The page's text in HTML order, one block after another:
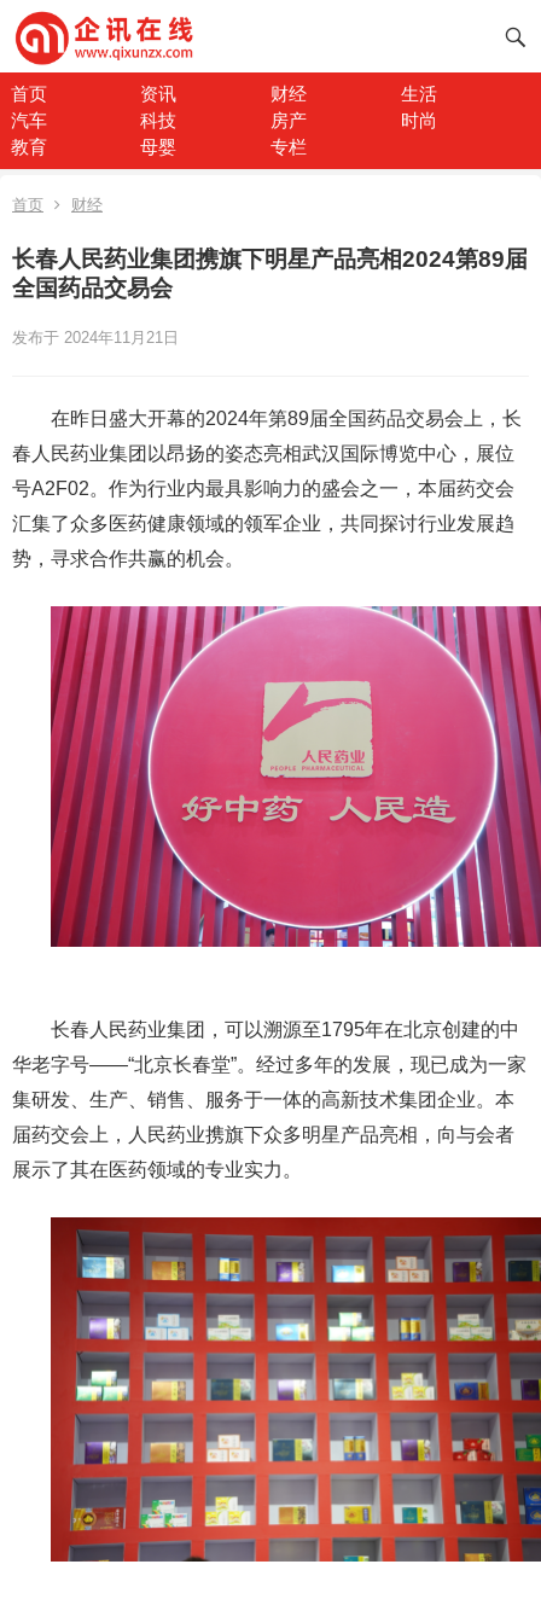
首页 资讯 财经
生活
汽车
科技 房产
时尚
教育
母婴 专栏
首页 财经
长春人民药业集团携旗下明星产品亮相2024第89届
全国药品交易会
发布于 2024年11月21日
在昨日盛大开幕的2024年第89届全国药品交易会上，长
春人民药业集团以昂扬的姿态亮相武汉国际博览中心，展位
号A2F02。作为行业内最具影响力的盛会之一，本届药交会
汇集了众多医药健康领域的领军企业，共同探讨行业发展趋
势，寻求合作共赢的机会。
长春人民药业集团，可以溯源至1795年在北京创建的中
华老字号——“北京长春堂”。经过多年的发展，现已成为一家
集研发、生产、销售、服务于一体的高新技术集团企业。本
届药交会上，人民药业携旗下众多明星产品亮相，向与会者
展示了其在医药领域的专业实力。